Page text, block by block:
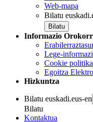
Web-mapa
Bilatu
Informazio
Lege-
Cookie politika
Egoitza
Hizkuntza
Bilatu euskadi.eus-en
Bilatu
Kontaktua